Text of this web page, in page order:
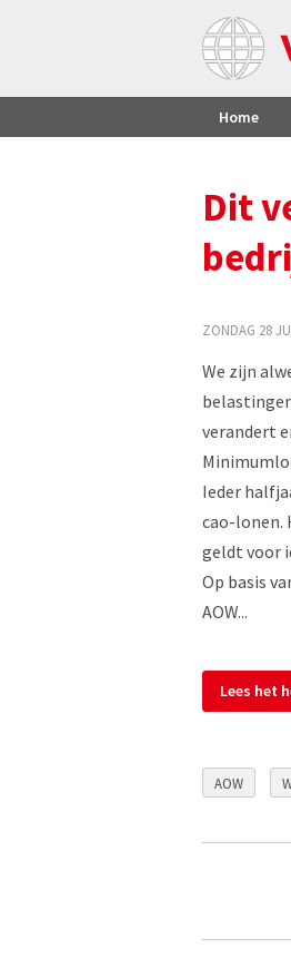
Home
Dit
ZONDAG 28
We zijn
verandert
Ieder
cao-lonen.
geldt voor
Op basis
AOW...
Lees het
AOW